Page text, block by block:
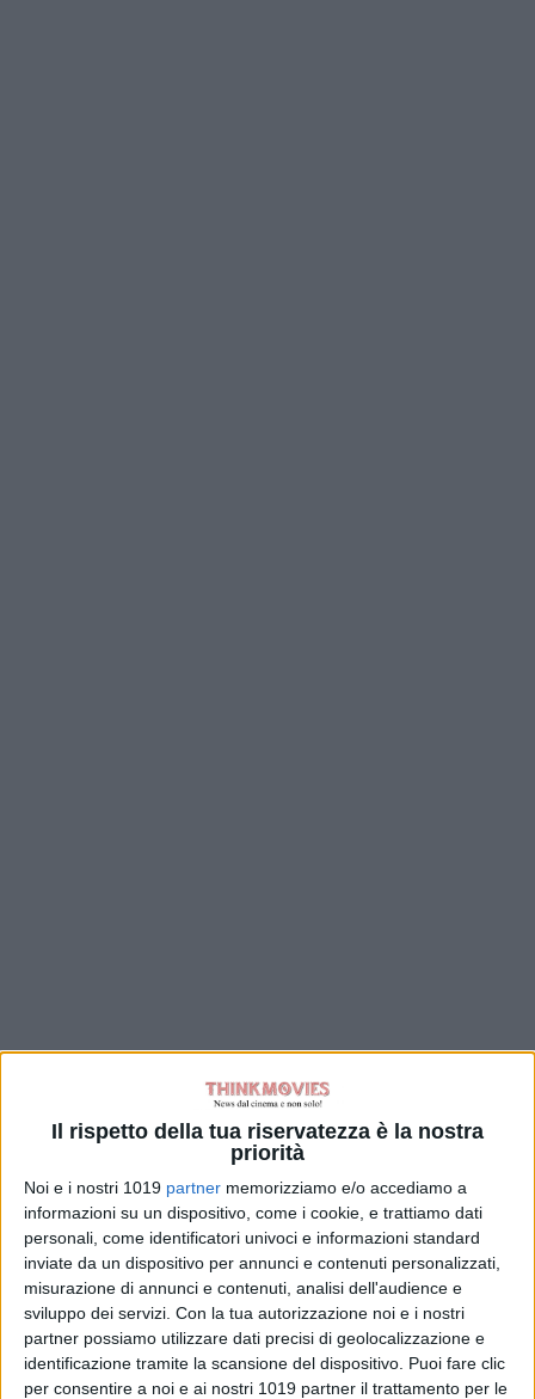
Il rispetto della tua riservatezza è la nostra
priorità
Noi e i nostri 1019 partner memorizziamo e/o accediamo a
informazioni su un dispositivo, come i cookie, e trattiamo dati
personali, come identificatori univoci e informazioni standard
inviate da un dispositivo per annunci e contenuti personalizzati,
misurazione di annunci e contenuti, analisi dell'audience e
sviluppo dei servizi. Con la tua autorizzazione noi e i nostri
partner possiamo utilizzare dati precisi di geolocalizzazione e
identificazione tramite la scansione del dispositivo. Puoi fare clic
per consentire a noi e ai nostri 1019 partner il trattamento per le